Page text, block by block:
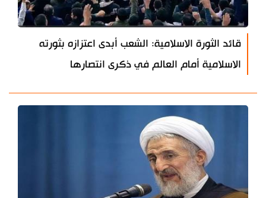
قائد الثورة الاسلامية: الشعب أبدى اعتزازه بثورته
الاسلامية أمام العالم في ذكرى انتصارها